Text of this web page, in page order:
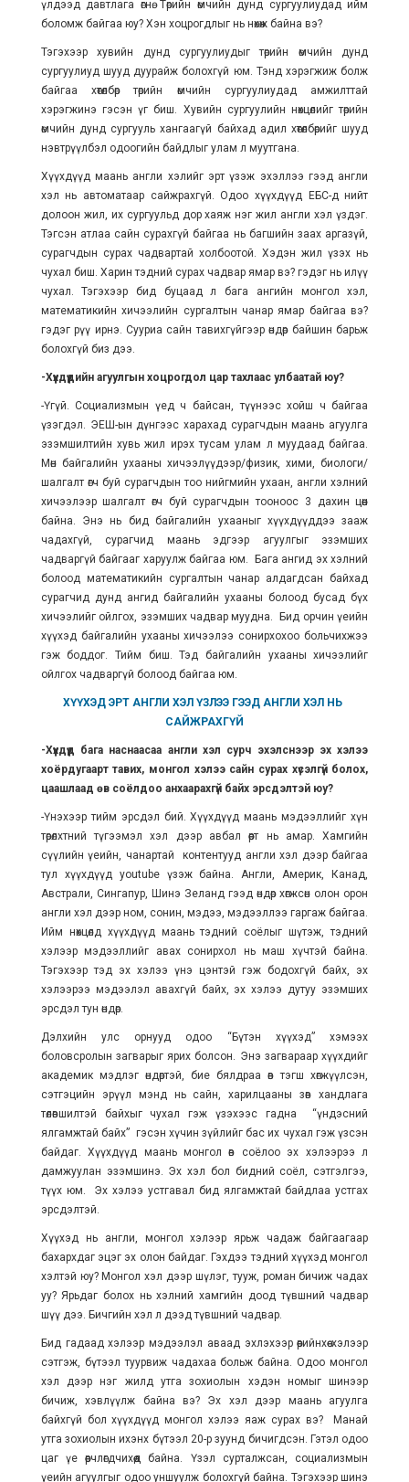
үлдээд давтлага өгнө. Төрийн өмчийн дунд сургуулиудад ийм
боломж байгаа юу? Хэн хоцрогдлыг нь нөхөж байна вэ?
Тэгэхээр хувийн дунд сургуулиудыг төрийн өмчийн дунд
сургуулиуд шууд дуурайж болохгүй юм. Тэнд хэрэгжиж болж
байгаа хөтөлбөр төрийн өмчийн сургуулиудад амжилттай
хэрэгжинэ гэсэн үг биш. Хувийн сургуулийн нөхцөлийг төрийн
өмчийн дунд сургууль хангаагүй байхад адил хөтөлбөрийг шууд
нэвтрүүлбэл одоогийн байдлыг улам л муутгана.
Хүүхдүүд маань англи хэлийг эрт үзэж эхэллээ гээд англи
хэл нь автоматаар сайжрахгүй. Одоо хүүхдүүд ЕБС-д нийт
долоон жил, их сургуульд дор хаяж нэг жил англи хэл үздэг.
Тэгсэн атлаа сайн сурахгүй байгаа нь багшийн заах аргазүй,
сурагчдын сурах чадвартай холбоотой. Хэдэн жил үзэх нь
чухал биш. Харин тэдний сурах чадвар ямар вэ? гэдэг нь илүү
чухал. Тэгэхээр бид буцаад л бага ангийн монгол хэл,
математикийн хичээлийн сургалтын чанар ямар байгаа вэ?
гэдэг рүү ирнэ. Сууриа сайн тавихгүйгээр өндөр байшин барьж
болохгүй биз дээ.
-Хүүхдүүдийн агуулгын хоцрогдол цар тахлаас улбаатай юу?
-Үгүй. Социализмын үед ч байсан, түүнээс хойш ч байгаа
үзэгдэл. ЭЕШ-ын дүнгээс харахад сурагчдын маань агуулга
эзэмшилтийн хувь жил ирэх тусам улам л муудаад байгаа.
Мөн байгалийн ухааны хичээлүүдээр/физик, хими, биологи/
шалгалт өгч буй сурагчдын тоо нийгмийн ухаан, англи хэлний
хичээлээр шалгалт өгч буй сурагчдын тооноос 3 дахин цөөн
байна. Энэ нь бид байгалийн ухааныг хүүхдүүддээ зааж
чадахгүй, сурагчид маань эдгээр агуулгыг эзэмших
чадваргүй байгааг харуулж байгаа юм. Бага ангид эх хэлний
болоод математикийн сургалтын чанар алдагдсан байхад
сурагчид дунд ангид байгалийн ухааны болоод бусад бүх
хичээлийг ойлгох, эзэмших чадвар муудна. Бид орчин үеийн
хүүхэд байгалийн ухааны хичээлээ сонирхохоо больчихжээ
гэж боддог. Тийм биш. Тэд байгалийн ухааны хичээлийг
ойлгох чадваргүй болоод байгаа юм.
ХҮҮХЭД ЭРТ АНГЛИ ХЭЛ ҮЗЛЭЭ ГЭЭД АНГЛИ ХЭЛ НЬ
САЙЖРАХГҮЙ
-Хүүхдүүд бага наснаасаа англи хэл сурч эхэлснээр эх хэлээ
хоёрдугаарт тавих, монгол хэлээ сайн сурах хүсэлгүй болох,
цаашлаад өв соёлдоо анхаарахгүй байх эрсдэлтэй юу?
-Үнэхээр тийм эрсдэл бий. Хүүхдүүд маань мэдээллийг хүн
төрөлхтний түгээмэл хэл дээр авбал өөрт нь амар. Хамгийн
сүүлийн үеийн, чанартай контентууд англи хэл дээр байгаа
тул хүүхдүүд youtube үзэж байна. Англи, Америк, Канад,
Австрали, Сингапур, Шинэ Зеланд гээд өндөр хөгжсөн олон орон
англи хэл дээр ном, сонин, мэдээ, мэдээллээ гаргаж байгаа.
Ийм нөхцөлд хүүхдүүд маань тэдний соёлыг шүтэж, тэдний
хэлээр мэдээллийг авах сонирхол нь маш хүчтэй байна.
Тэгэхээр тэд эх хэлээ үнэ цэнтэй гэж бодохгүй байх, эх
хэлээрээ мэдээлэл авахгүй байх, эх хэлээ дутуу эзэмших
эрсдэл тун өндөр.
Дэлхийн улс орнууд одоо “Бүтэн хүүхэд” хэмээх
боловсролын загварыг ярих болсон. Энэ загвараар хүүхдийг
академик мэдлэг өндөртэй, бие бялдраа өв тэгш хөгжүүлсэн,
сэтгэцийн эрүүл мэнд нь сайн, харилцааны зөв хандлага
төлөвшилтэй байхыг чухал гэж үзэхээс гадна “үндэсний
ялгамжтай байх” гэсэн хүчин зүйлийг бас их чухал гэж үзсэн
байдаг. Хүүхдүүд маань монгол өв соёлоо эх хэлээрээ л
дамжуулан эзэмшинэ. Эх хэл бол бидний соёл, сэтгэлгээ,
түүх юм. Эх хэлээ устгавал бид ялгамжтай байдлаа устгах
эрсдэлтэй.
Хүүхэд нь англи, монгол хэлээр ярьж чадаж байгаагаар
бахархдаг эцэг эх олон байдаг. Гэхдээ тэдний хүүхэд монгол
хэлтэй юу? Монгол хэл дээр шүлэг, тууж, роман бичиж чадах
уу? Ярьдаг болох нь хэлний хамгийн доод түвшний чадвар
шүү дээ. Бичгийн хэл л дээд түвшний чадвар.
Бид гадаад хэлээр мэдээлэл аваад эхлэхээр өөрийнхөө хэлээр
сэтгэж, бүтээл туурвиж чадахаа больж байна. Одоо монгол
хэл дээр нэг жилд утга зохиолын хэдэн номыг шинээр
бичиж, хэвлүүлж байна вэ? Эх хэл дээр маань агуулга
байхгүй бол хүүхдүүд монгол хэлээ яаж сурах вэ? Манай
утга зохиолын ихэнх бүтээл 20-р зуунд бичигдсэн. Гэтэл одоо
цаг үе өөрчлөгдчихөөд байна. Үзэл сурталжсан, социализмын
үеийн агуулгыг одоо уншуулж болохгүй байна. Тэгэхээр шинэ